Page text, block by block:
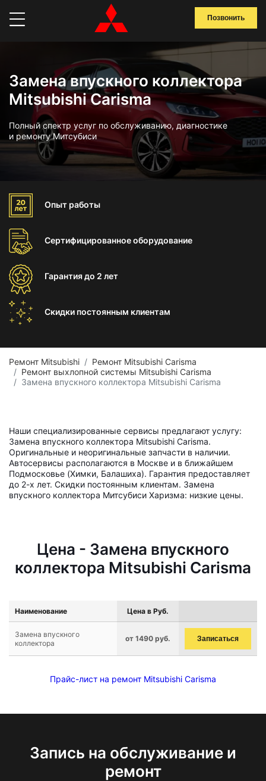
Позвонить
Замена впускного коллектора
Mitsubishi Carisma
Полный спектр услуг по обслуживанию, диагностике
и ремонту Митсубиси
Опыт работы
Сертифицированноеоборудование
Гарантиядо 2 лет
Скидки постоянным клиентам
Ремонт Mitsubishi
Ремонт Mitsubishi Carisma
Ремонт выхлопной системы Mitsubishi Carisma
Замена впускного коллектора Mitsubishi Carisma
Наши специализированные сервисы предлагают услугу:
Замена впускного коллектора Mitsubishi Carisma.
Оригинальные и неоригинальные запчасти в наличии.
Автосервисы располагаются в Москве и в ближайшем
Подмосковье (Химки, Балашиха). Гарантия предоставляет
до 2-х лет. Скидки постоянным клиентам. Замена
впускного коллектора Митсубиси Харизма: низкие цены.
Цена - Замена впускного
коллектора Mitsubishi Carisma
Наименование Цена в Руб.
Замена впускного
коллектора
от 1490 руб. Записаться
Прайс-лист на ремонт Mitsubishi Carisma
Запись на обслуживание и
ремонт